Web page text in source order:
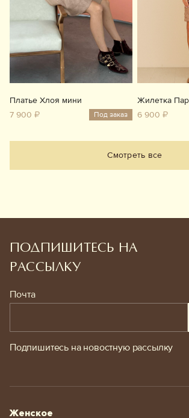
Платье Хлоя мини
7 900 ₽
Под заказ
Жилетка
6 900 ₽
Смотреть все
ПОДПИШИТЕСЬ НА
РАССЫЛКУ
Почта
Подпишитесь на новостную рассылку
Женское